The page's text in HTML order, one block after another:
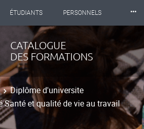
ÉTUDIANTS PERSONNELS
2
⸱⸱⸱
CATALOGUE
DES FORMATIONS
Diplôme d'universite
Santé et qualité de vie au travail